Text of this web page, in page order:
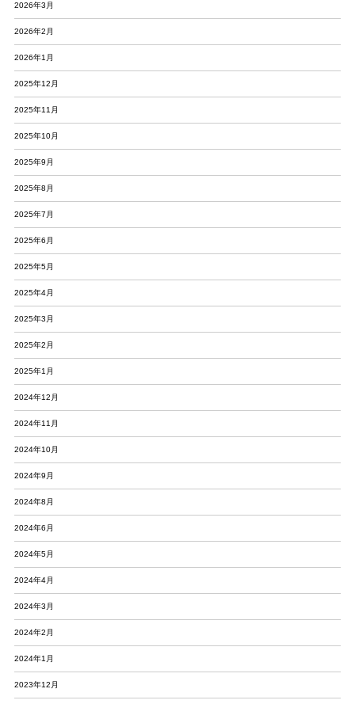
2026年3月
2026年2月
2026年1月
2025年12月
2025年11月
2025年10月
2025年9月
2025年8月
2025年7月
2025年6月
2025年5月
2025年4月
2025年3月
2025年2月
2025年1月
2024年12月
2024年11月
2024年10月
2024年9月
2024年8月
2024年6月
2024年5月
2024年4月
2024年3月
2024年2月
2024年1月
2023年12月